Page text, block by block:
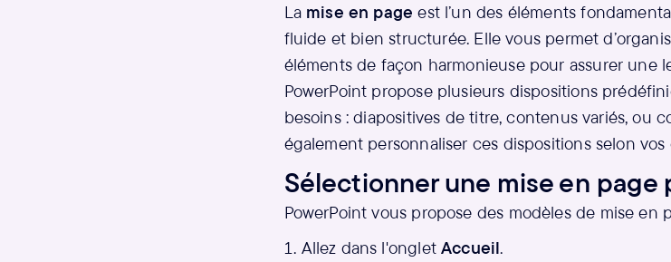
La mise en page est l’un des éléments
fluide et bien structurée. Elle vous permet
éléments de façon harmonieuse pour assurer une
PowerPoint propose plusieurs dispositions
besoins : diapositives de titre, contenus variés, ou
également personnaliser ces dispositions selon
Sélectionner une mise en page
PowerPoint vous propose des modèles de mise en
Allez dans l'ongletAccueil.